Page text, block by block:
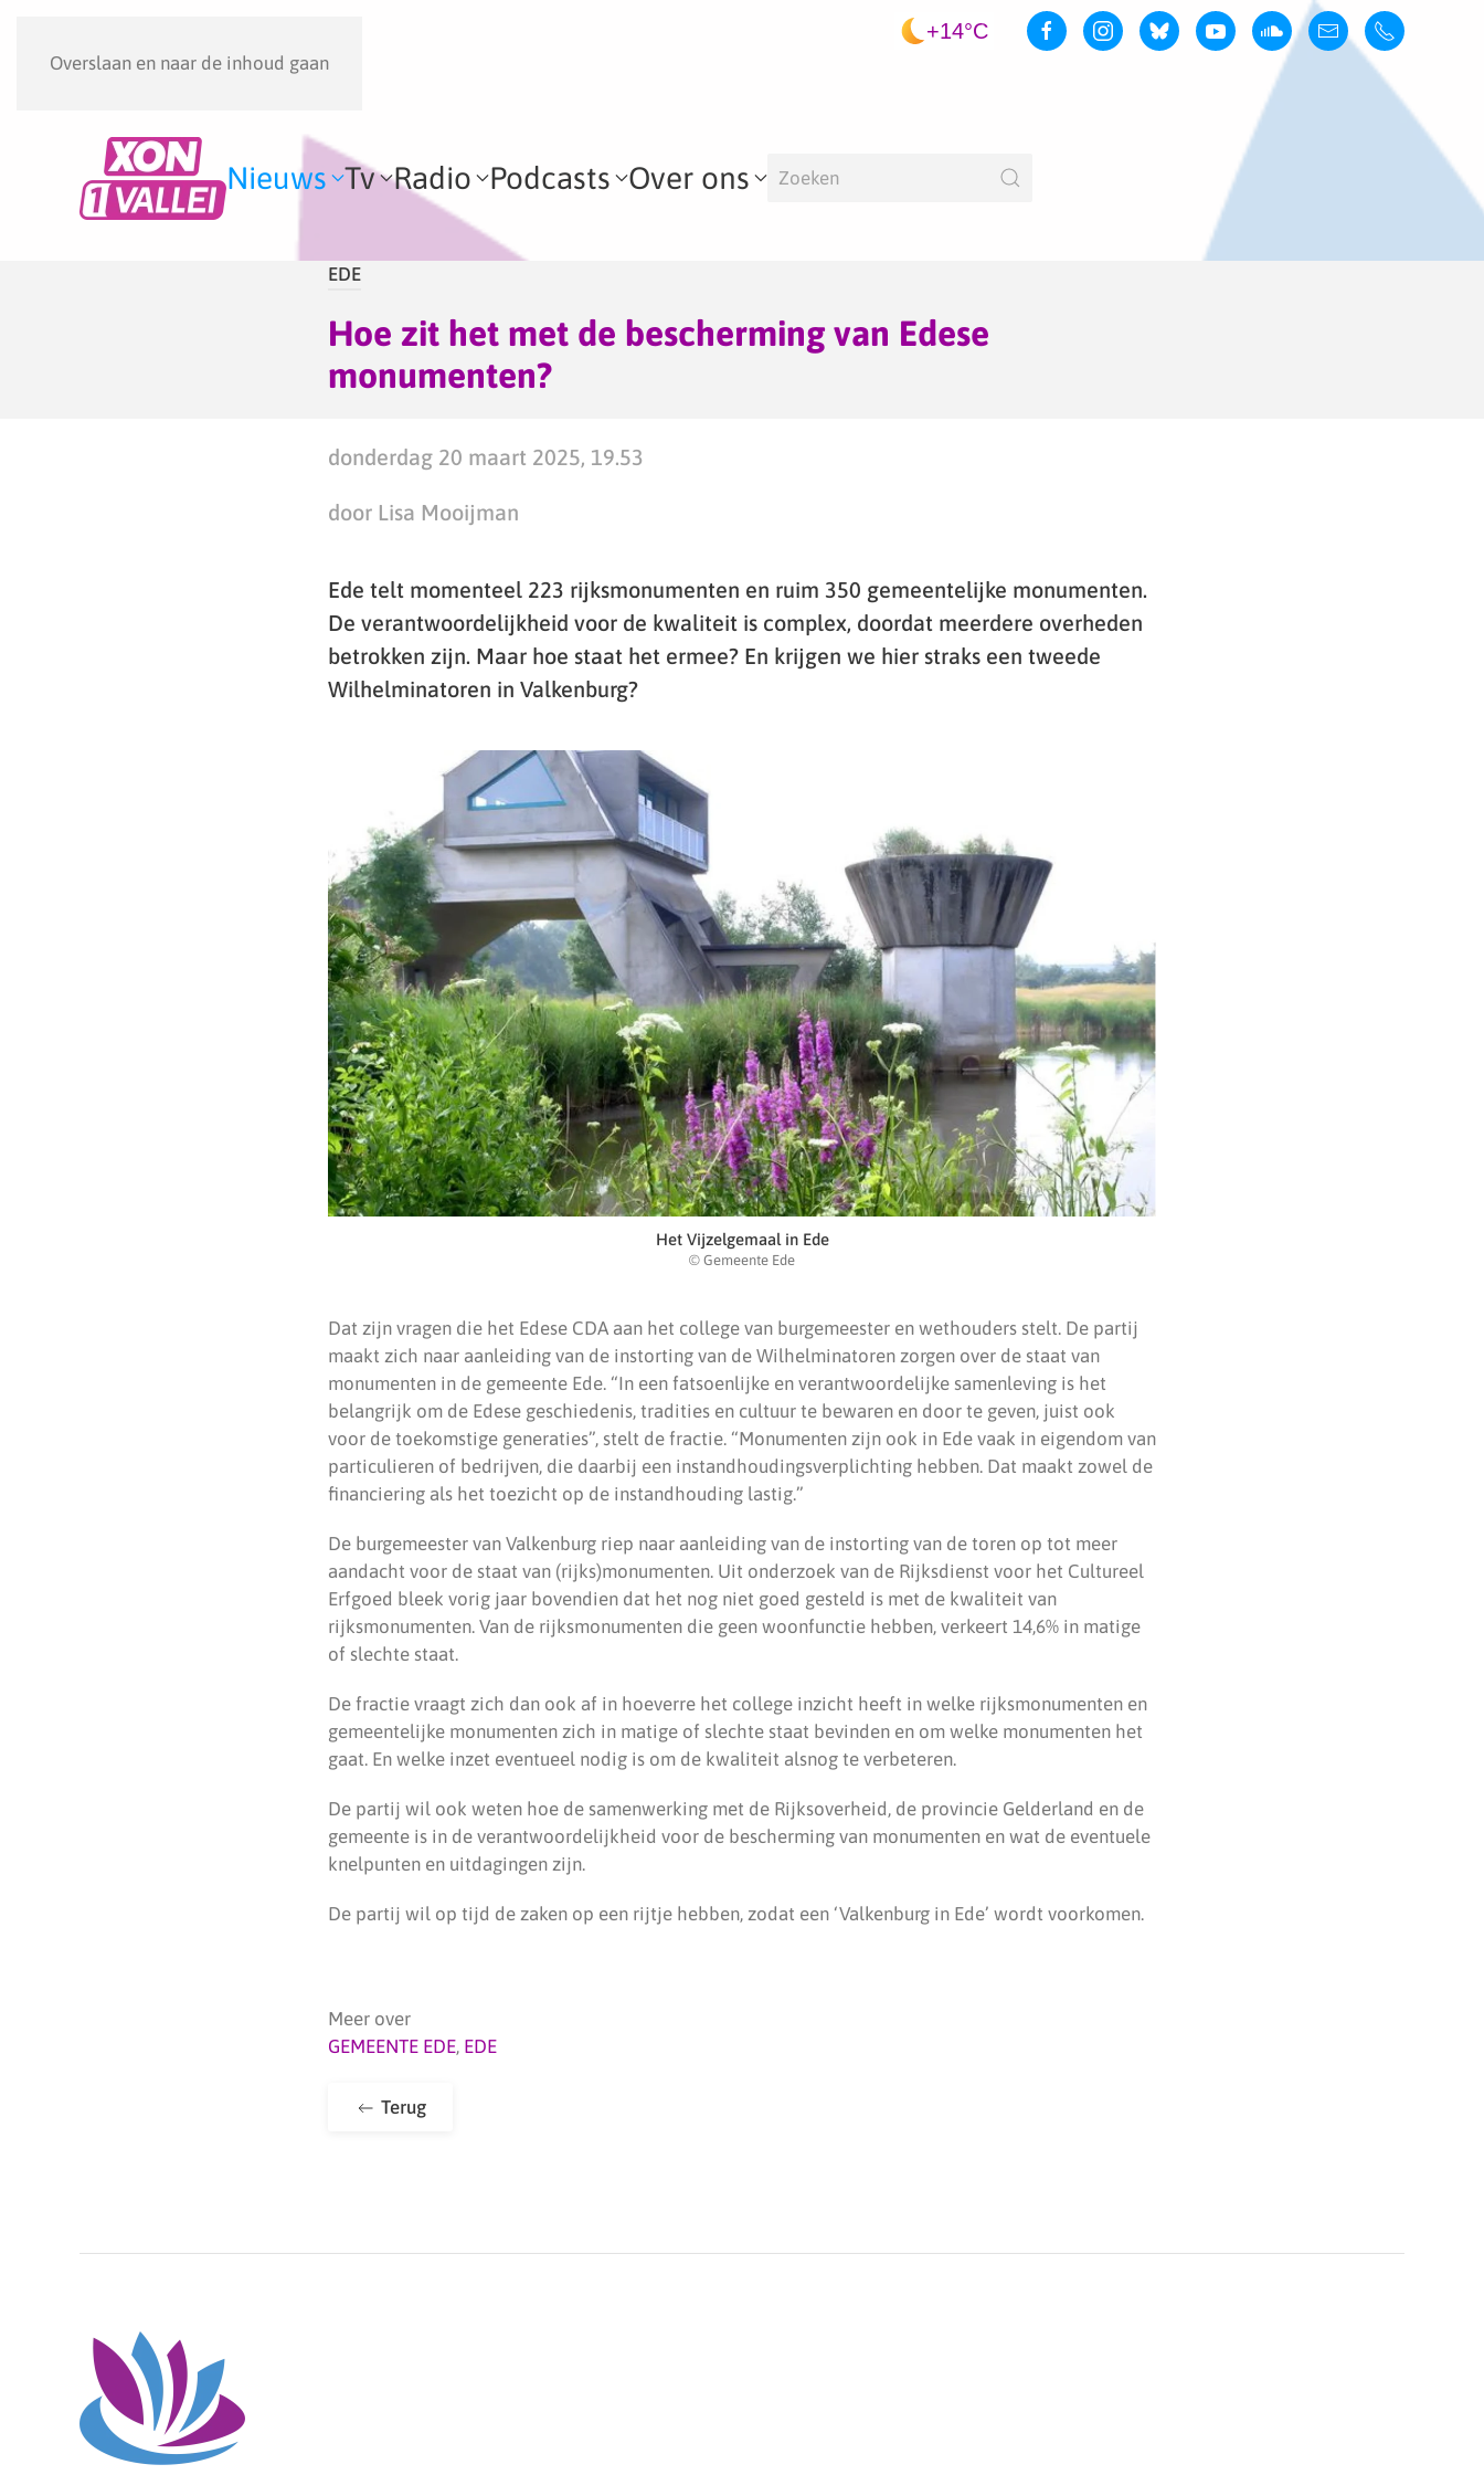
Overslaan en naar de inhoud gaan
+14°C
Nieuws Tv Radio Podcasts Over ons
EDE
Hoe zit het met de bescherming van Edese
monumenten?
donderdag 20 maart 2025, 19.53
door Lisa Mooijman
Ede telt momenteel 223 rijksmonumenten en ruim 350 gemeentelijke monumenten.
De verantwoordelijkheid voor de kwaliteit is complex, doordat meerdere overheden
betrokken zijn. Maar hoe staat het ermee? En krijgen we hier straks een tweede
Wilhelminatoren in Valkenburg?
Het Vijzelgemaal in Ede
© Gemeente Ede
Dat zijn vragen die het Edese CDA aan het college van burgemeester en wethouders stelt. De partij
maakt zich naar aanleiding van de instorting van de Wilhelminatoren zorgen over de staat van
monumenten in de gemeente Ede. “In een fatsoenlijke en verantwoordelijke samenleving is het
belangrijk om de Edese geschiedenis, tradities en cultuur te bewaren en door te geven, juist ook
voor de toekomstige generaties”, stelt de fractie. “Monumenten zijn ook in Ede vaak in eigendom van
particulieren of bedrijven, die daarbij een instandhoudingsverplichting hebben. Dat maakt zowel de
financiering als het toezicht op de instandhouding lastig.”
De burgemeester van Valkenburg riep naar aanleiding van de instorting van de toren op tot meer
aandacht voor de staat van (rijks)monumenten. Uit onderzoek van de Rijksdienst voor het Cultureel
Erfgoed bleek vorig jaar bovendien dat het nog niet goed gesteld is met de kwaliteit van
rijksmonumenten. Van de rijksmonumenten die geen woonfunctie hebben, verkeert 14,6% in matige
of slechte staat.
De fractie vraagt zich dan ook af in hoeverre het college inzicht heeft in welke rijksmonumenten en
gemeentelijke monumenten zich in matige of slechte staat bevinden en om welke monumenten het
gaat. En welke inzet eventueel nodig is om de kwaliteit alsnog te verbeteren.
De partij wil ook weten hoe de samenwerking met de Rijksoverheid, de provincie Gelderland en de
gemeente is in de verantwoordelijkheid voor de bescherming van monumenten en wat de eventuele
knelpunten en uitdagingen zijn.
De partij wil op tijd de zaken op een rijtje hebben, zodat een ‘Valkenburg in Ede’ wordt voorkomen.
Meer over
GEMEENTE EDE, EDE
Terug